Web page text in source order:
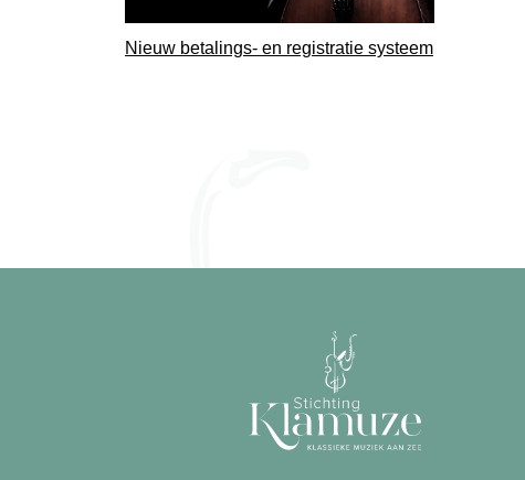
Nieuw betalings- en registratie systeem